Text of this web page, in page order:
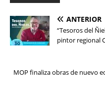
ANTERIOR
“Tesoros del
pintor regional
MOP finaliza obras de nuevo